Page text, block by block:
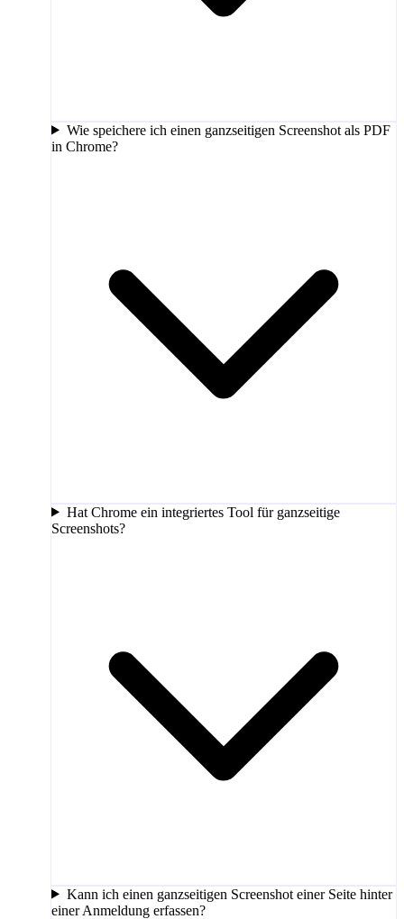
Wie speichere ich einen ganzseitigen Screenshot als PDF
in Chrome?
Hat Chrome ein integriertes Tool für ganzseitige
Screenshots?
Kann ich einen ganzseitigen Screenshot einer Seite hinter
einer Anmeldung erfassen?